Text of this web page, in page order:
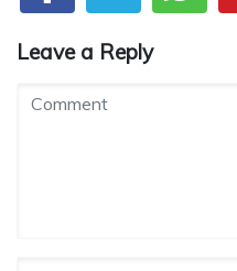
Leave a Reply